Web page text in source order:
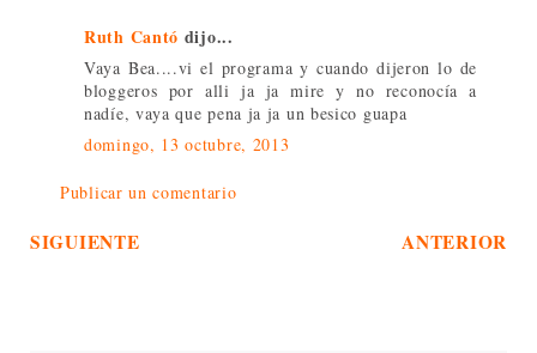
Ruth Cantó dijo...
Vaya Bea....vi el programa y cuando dijeron lo de
bloggeros por alli ja ja mire y no reconocía a
nadíe, vaya que pena ja ja un besico guapa
domingo, 13 octubre, 2013
Publicar un comentario
SIGUIENTE ANTERIOR